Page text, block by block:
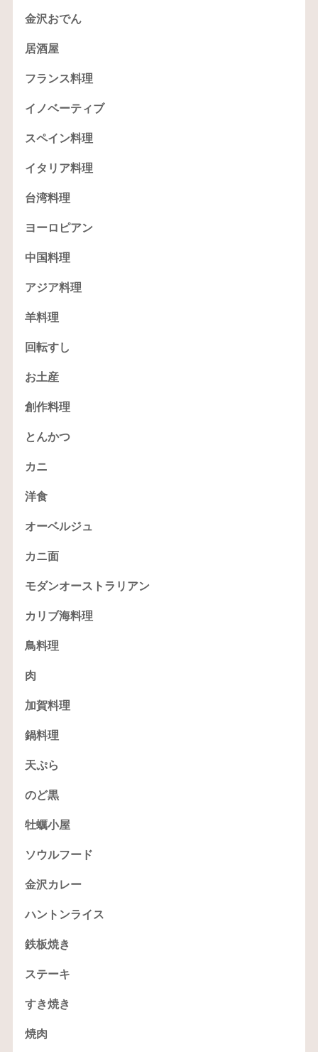
金沢おでん
居酒屋
フランス料理
イノベーティブ
スペイン料理
イタリア料理
台湾料理
ヨーロピアン
中国料理
アジア料理
羊料理
回転すし
お土産
創作料理
とんかつ
カニ
洋食
オーベルジュ
カニ面
モダンオーストラリアン
カリブ海料理
鳥料理
肉
加賀料理
鍋料理
天ぷら
のど黒
牡蠣小屋
ソウルフード
金沢カレー
ハントンライス
鉄板焼き
ステーキ
すき焼き
焼肉